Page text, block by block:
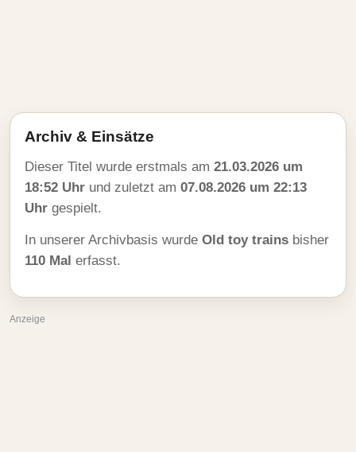
Archiv & Einsätze
Dieser Titel wurde erstmals am 21.03.2026 um
18:52 Uhr und zuletzt am 07.08.2026 um 22:13
Uhr gespielt.
In unserer Archivbasis wurde Old toy trains bisher
110 Mal erfasst.
Anzeige